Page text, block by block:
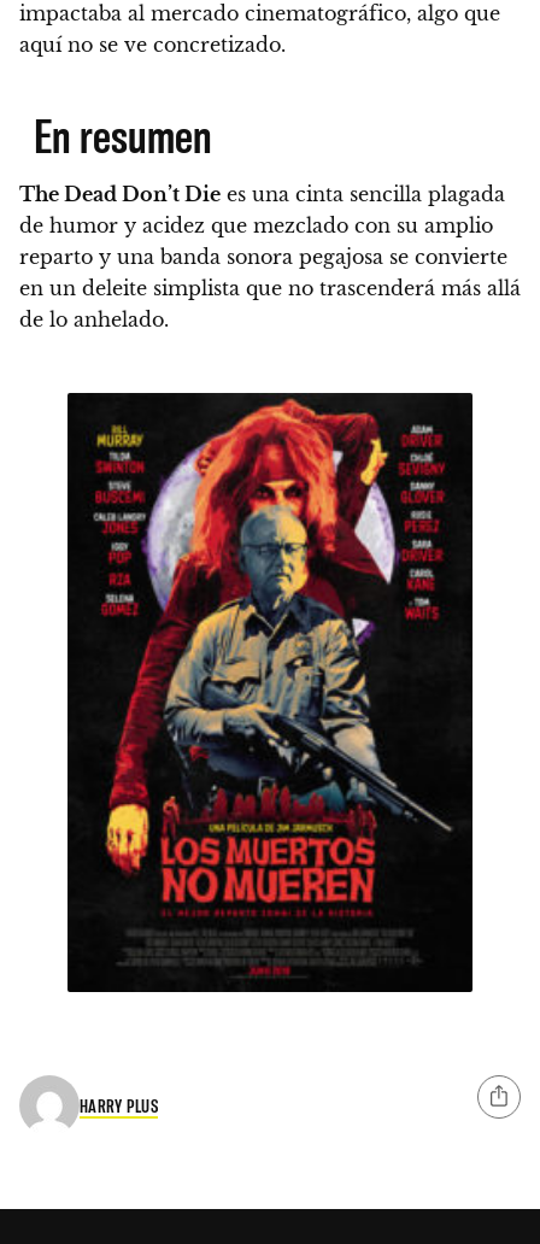
impactaba al mercado cinematográfico, algo que
aquí no se ve concretizado.
En resumen
The Dead Don’t Die es una cinta sencilla plagada
de humor y acidez que mezclado con su amplio
reparto y una banda sonora pegajosa se convierte
en un deleite simplista que no trascenderá más allá
de lo anhelado.
HARRY PLUS